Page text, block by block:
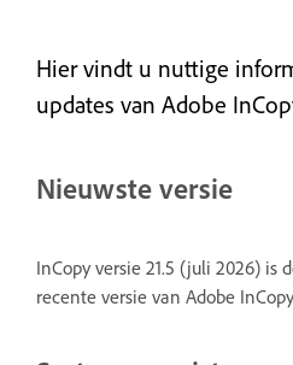
Hier vindt u nuttige
updates van Adobe
Nieuwste versie
InCopy versie 21.5 (juli 2026) is
recente versie van Adobe